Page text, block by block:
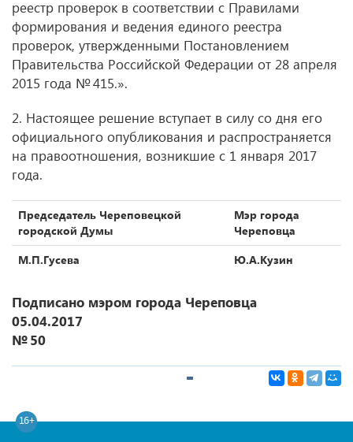
реестр проверок в соответствии с Правилами
формирования и ведения единого реестра
проверок, утвержденными Постановлением
Правительства Российской Федерации от 28 апреля
2015 года № 415.».
2. Настоящее решение вступает в силу со дня его
официального опубликования и распространяется
на правоотношения, возникшие с 1 января 2017
года.
Председатель Череповецкой
городской Думы
Мэр города
Череповца
М.П.Гусева
Ю.А.Кузин
Подписано мэром города Череповца
05.04.2017
№ 50
16+